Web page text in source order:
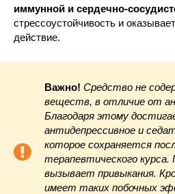
иммунной и сердечно-
стрессоустойчивость и
действие.
Важно! Средство не
веществ, в отличие от
Благодаря этому
антидепрессивное и
которое сохраняется
терапевтического курса.
вызывает привыкания.
имеет таких побочных